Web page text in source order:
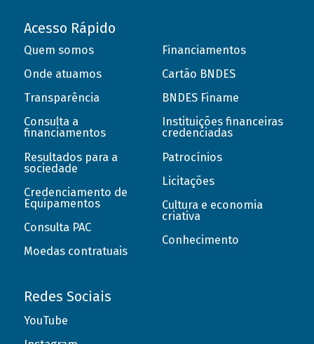
Acesso Rápido
Quem somos
Onde atuamos
Transparência
Consulta a
financiamentos
Resultados para a
sociedade
Credenciamento de
Equipamentos
Consulta PAC
Moedas contratuais
Financiamentos
Cartão BNDES
BNDES Finame
Instituições financeiras
credenciadas
Patrocínios
Licitações
Cultura e economia
criativa
Conhecimento
Redes Sociais
YouTube